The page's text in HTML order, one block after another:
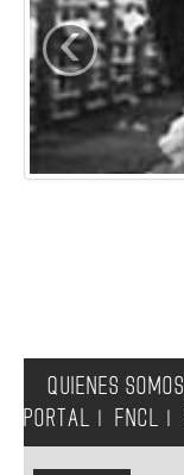
‹
QUIENES SOMOS
PORTAL
FNCL